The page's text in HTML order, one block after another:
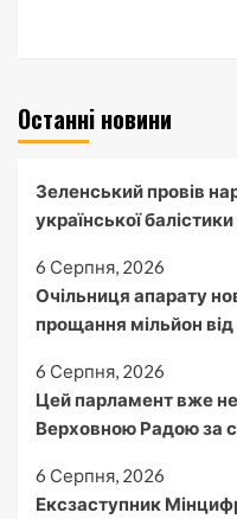
Останні новини
Зеленський провів
української балістики
6 Серпня, 2026
Очільниця апарату
прощання мільйон
6 Серпня, 2026
Цей парламент вже
Верховною Радою за
6 Серпня, 2026
Ексзаступник